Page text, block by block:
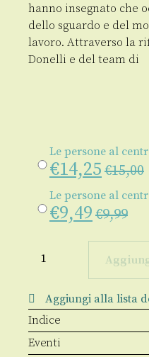
hanno insegnato che
dello sguardo e del
lavoro. Attraverso la
Donelli e del team di
Le persone al
€14,25 €15,00
Le persone al
€9,49 €9,99
persone
quantità
Aggiungi alla lista
Indice
Eventi